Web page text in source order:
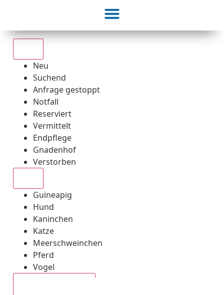
Neu
Suchend
Anfrage gestoppt
Notfall
Reserviert
Vermittelt
Endpflege
Gnadenhof
Verstorben
Guineapig
Hund
Kaninchen
Katze
Meerschweinchen
Pferd
Vogel